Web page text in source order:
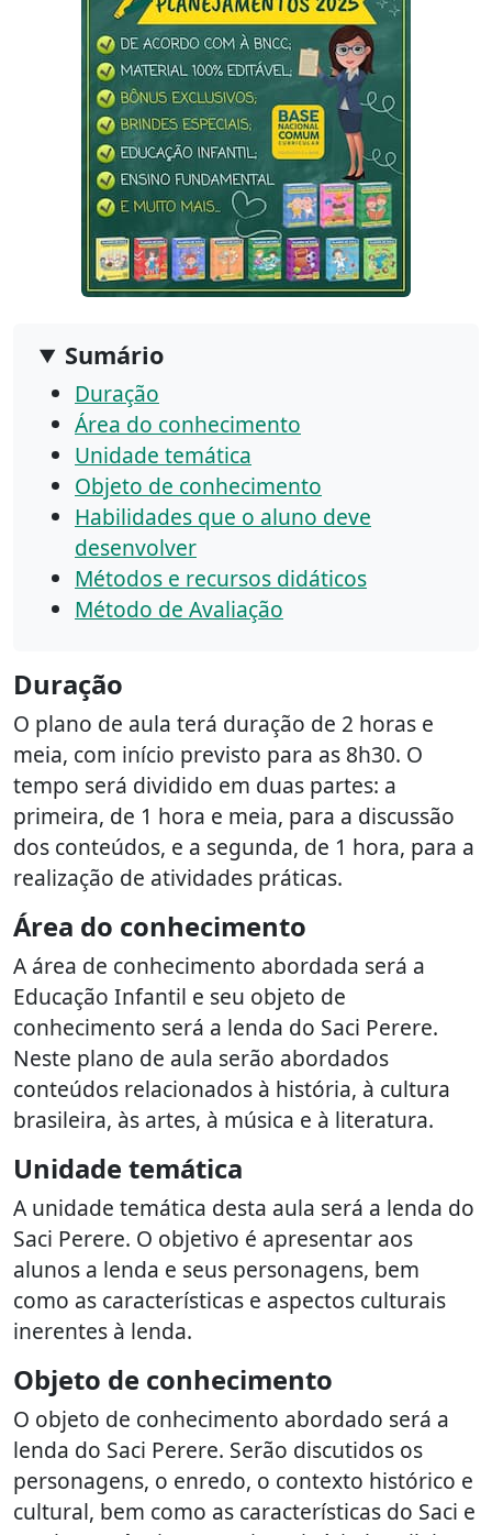
Sumário
Duração
Área do conhecimento
Unidade temática
Objeto de conhecimento
Habilidades que o aluno deve
desenvolver
Métodos e recursos didáticos
Método de Avaliação
Duração
O plano de aula terá duração de 2 horas e
meia, com início previsto para as 8h30. O
tempo será dividido em duas partes: a
primeira, de 1 hora e meia, para a discussão
dos conteúdos, e a segunda, de 1 hora, para a
realização de atividades práticas.
Área do conhecimento
A área de conhecimento abordada será a
Educação Infantil e seu objeto de
conhecimento será a lenda do Saci Perere.
Neste plano de aula serão abordados
conteúdos relacionados à história, à cultura
brasileira, às artes, à música e à literatura.
Unidade temática
A unidade temática desta aula será a lenda do
Saci Perere. O objetivo é apresentar aos
alunos a lenda e seus personagens, bem
como as características e aspectos culturais
inerentes à lenda.
Objeto de conhecimento
O objeto de conhecimento abordado será a
lenda do Saci Perere. Serão discutidos os
personagens, o enredo, o contexto histórico e
cultural, bem como as características do Saci e